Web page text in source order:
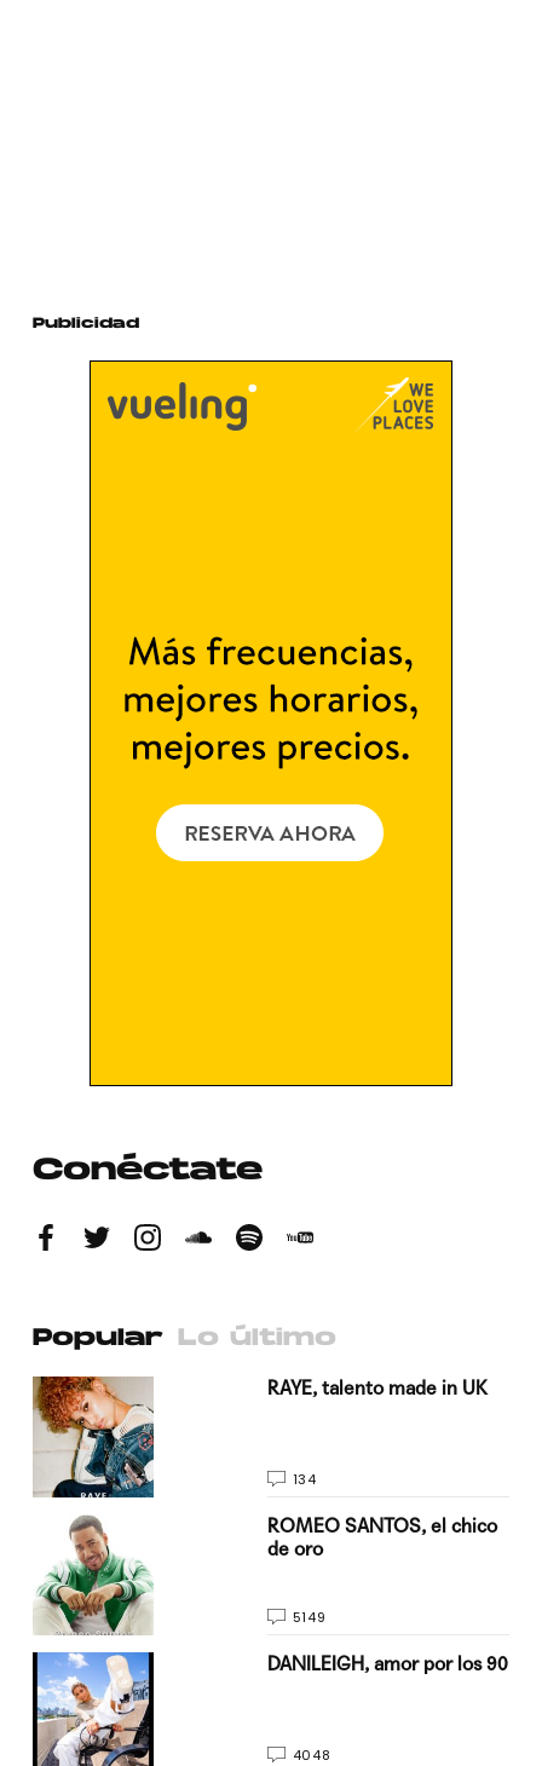
Publicidad
Conéctate
Popular Lo último
RAYE, talento made in UK
134
ROMEO SANTOS, el chico
de oro
5149
DANILEIGH, amor por los 90
4048